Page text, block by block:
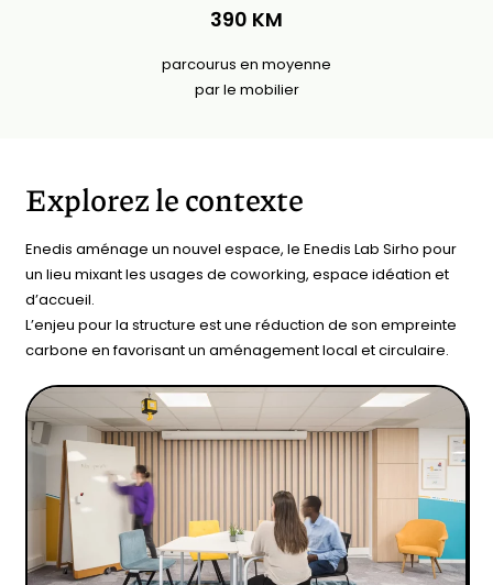
390 KM
parcourus en moyenne
par le mobilier
Explorez le contexte
Enedis aménage un nouvel espace, le Enedis Lab Sirho pour
un lieu mixant les usages de coworking, espace idéation et
d’accueil.
L’enjeu pour la structure est une réduction de son empreinte
carbone en favorisant un aménagement local et circulaire.